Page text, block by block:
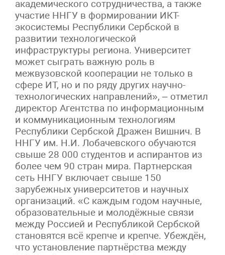
академического сотрудничества, а также
участие ННГУ в формировании ИКТ-
экосистемы Республики Сербской в
развитии технологической
инфраструктуры региона. Университет
может сыграть важную роль в
межвузовской кооперации не только в
сфере ИТ, но и по ряду других научно-
технологических направлений», – отметил
директор Агентства по информационным
и коммуникационным технологиям
Республики Сербской Дражен Вишнич. В
ННГУ им. Н.И. Лобачевского обучаются
свыше 28 000 студентов и аспирантов из
более чем 90 стран мира. Партнерская
сеть ННГУ включает свыше 150
зарубежных университетов и научных
организаций. «С каждым годом научные,
образовательные и молодёжные связи
между Россией и Республикой Сербской
становятся всё крепче и крепче. Убеждён,
что установление партнёрства между